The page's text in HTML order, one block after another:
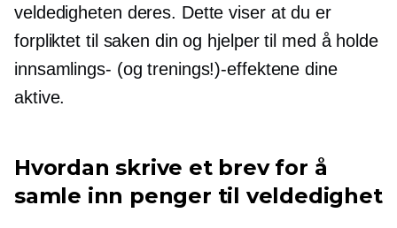
veldedigheten deres. Dette viser at du er
forpliktet til saken din og hjelper til med å holde
innsamlings- (og trenings!)-effektene dine
aktive.
Hvordan skrive et brev for å
samle inn penger til veldedighet